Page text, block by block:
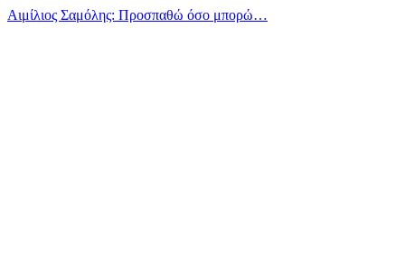
Αιμίλιος Σαμόλης: Προσπαθώ όσο μπορώ…